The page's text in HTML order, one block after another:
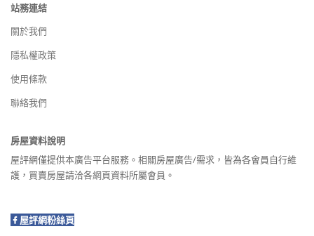
站務連結
關於我們
隱私權政策
使用條款
聯絡我們
房屋資料說明
屋評網僅提供本廣告平台服務。相關房屋廣告/需求，皆為各會員自行維
護，買賣房屋請洽各網頁資料所屬會員。
屋評網粉絲頁